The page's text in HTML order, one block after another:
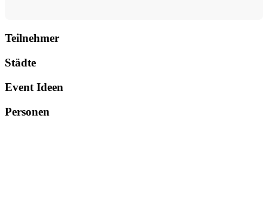
Teilnehmer
Städte
Event Ideen
Personen